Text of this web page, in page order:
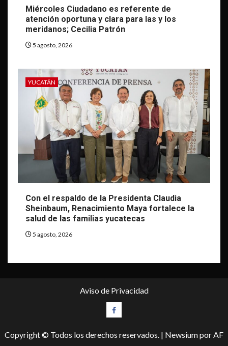
Miércoles Ciudadano es referente de
atención oportuna y clara para las y los
meridanos; Cecilia Patrón
5 agosto, 2026
YUCATÁN
Con el respaldo de la Presidenta Claudia
Sheinbaum, Renacimiento Maya fortalece la
salud de las familias yucatecas
5 agosto, 2026
Aviso de Privacidad
Facebook
Copyright © Todos los derechos reservados. | Newsiumpor AF